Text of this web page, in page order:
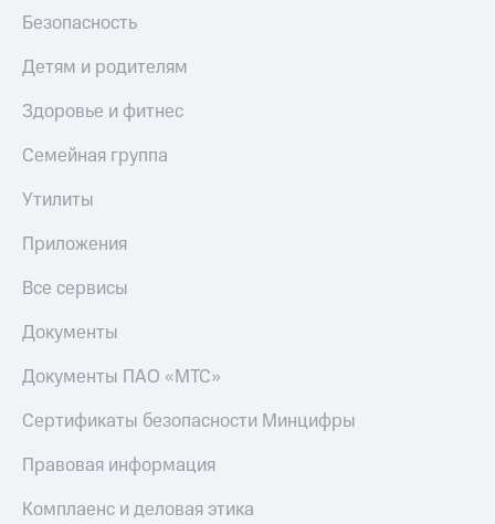
Безопасность
Детям и родителям
Здоровье и фитнес
Семейная группа
Утилиты
Приложения
Все сервисы
Документы
Документы ПАО «МТС»
Сертификаты безопасности Минцифры
Правовая информация
Комплаенс и деловая этика